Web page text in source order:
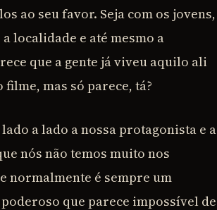
ao seu favor. Seja com os jovens,
localidade e até mesmo a
que a gente já viveu aquilo ali
mas só parece, tá?
a lado a nossa protagonista e a
nós não temos muito nos
normalmente é sempre um
que parece impossível de